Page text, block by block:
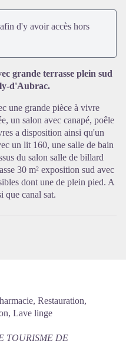
l'image en plein écran
d'y avoir accès hors
grande terrasse plein sud
d'Aubrac.
une grande pièce à vivre
un salon avec canapé, poêle
a disposition ainsi qu'un
un lit 160, une salle de bain
du salon salle de billard
30 m² exposition sud avec
dont une de plein pied. A
que canal sat.
Restauration,
Lave linge
TOURISME DE